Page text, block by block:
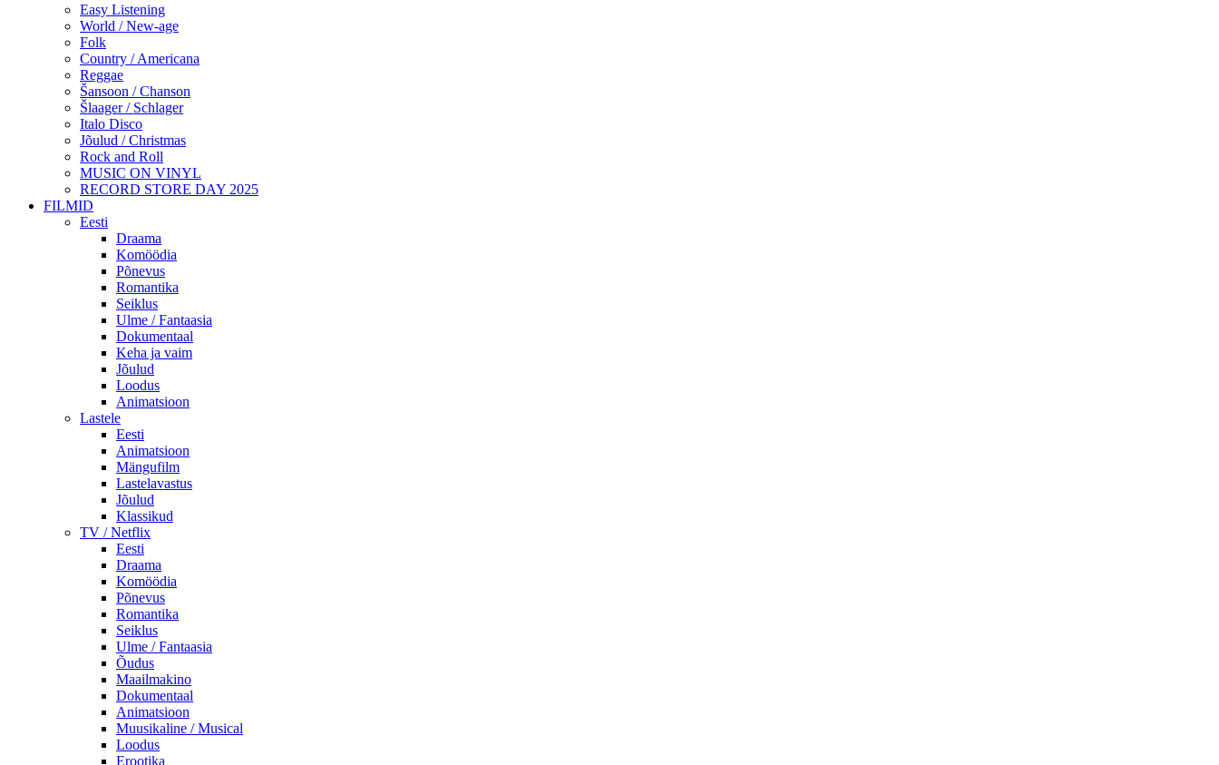
Easy Listening
World / New-age
Folk
Country / Americana
Reggae
Šansoon / Chanson
Šlaager / Schlager
Italo Disco
Jõulud / Christmas
Rock and Roll
MUSIC ON VINYL
RECORD STORE DAY 2025
FILMID
Eesti
Draama
Komöödia
Põnevus
Romantika
Seiklus
Ulme / Fantaasia
Dokumentaal
Keha ja vaim
Jõulud
Loodus
Animatsioon
Lastele
Eesti
Animatsioon
Mängufilm
Lastelavastus
Jõulud
Klassikud
TV / Netflix
Eesti
Draama
Komöödia
Põnevus
Romantika
Seiklus
Ulme / Fantaasia
Õudus
Maailmakino
Dokumentaal
Animatsioon
Muusikaline / Musical
Loodus
Erootika